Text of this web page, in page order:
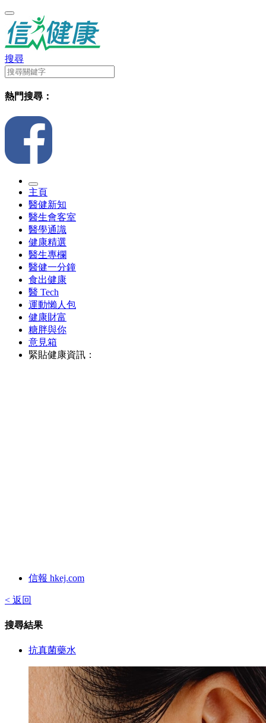
搜尋
熱門搜尋：
主頁
醫健新知
醫生會客室
醫學通識
健康精選
醫生專欄
醫健一分鐘
食出健康
醫 Tech
運動懶人包
健康財富
糖胖與你
意見箱
緊貼健康資訊：
信報 hkej.com
< 返回
搜尋結果
抗真菌藥水